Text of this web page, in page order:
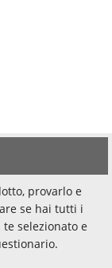
provarlo e
se hai tutti i
selezionato e